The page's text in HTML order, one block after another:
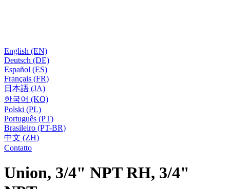
English (EN)
Deutsch (DE)
Español (ES)
Français (FR)
日本語 (JA)
한국어 (KO)
Polski (PL)
Português (PT)
Brasileiro (PT-BR)
中文 (ZH)
Contatto
Union, 3/4" NPT RH, 3/4"